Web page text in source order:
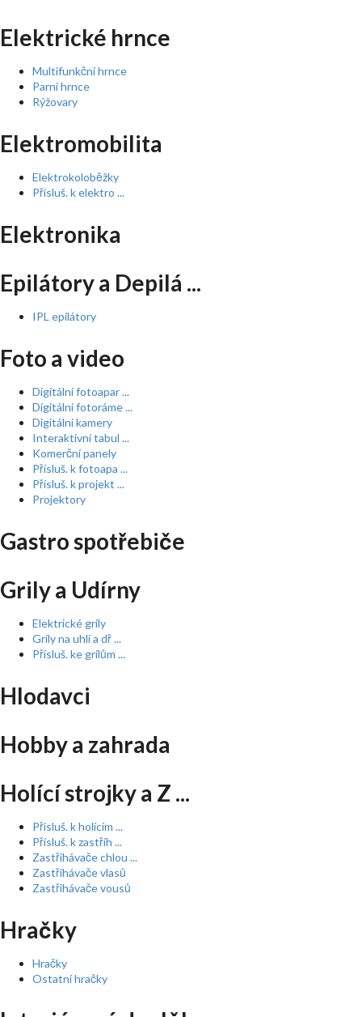
Elektrické hrnce
Multifunkční hrnce
Parní hrnce
Rýžovary
Elektromobilita
Elektrokoloběžky
Přísluš. k elektro ...
Elektronika
Epilátory a Depilá ...
IPL epilátory
Foto a video
Digitální fotoapar ...
Digitální fotoráme ...
Digitální kamery
Interaktivní tabul ...
Komerční panely
Přísluš. k fotoapa ...
Přísluš. k projekt ...
Projektory
Gastro spotřebiče
Grily a Udírny
Elektrické grily
Grily na uhlí a dř ...
Přísluš. ke grilům ...
Hlodavci
Hobby a zahrada
Holící strojky a Z ...
Přísluš. k holícím ...
Přísluš. k zastřih ...
Zastřihávače chlou ...
Zastřihávače vlasů
Zastřihávače vousů
Hračky
Hračky
Ostatní hračky